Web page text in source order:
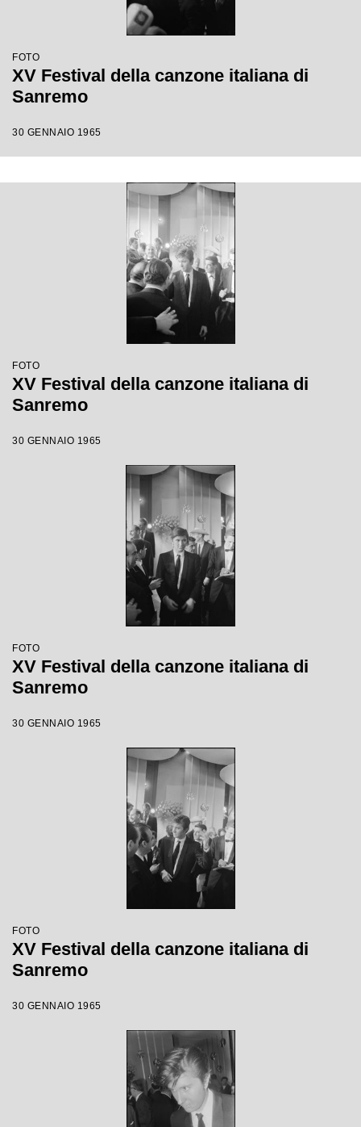
FOTO
XV Festival della canzone italiana di
Sanremo
30 GENNAIO 1965
FOTO
XV Festival della canzone italiana di
Sanremo
30 GENNAIO 1965
FOTO
XV Festival della canzone italiana di
Sanremo
30 GENNAIO 1965
FOTO
XV Festival della canzone italiana di
Sanremo
30 GENNAIO 1965